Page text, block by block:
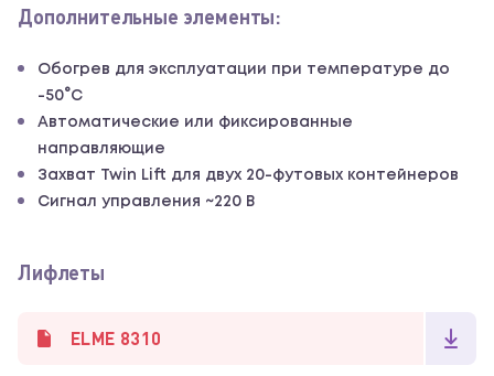
Дополнительные элементы:
Обогрев для эксплуатации при температуре до
-50°С
Автоматические или фиксированные
направляющие
Захват Twin Lift для двух 20-футовых контейнеров
Сигнал управления ~220 В
Лифлеты
ELME 8310